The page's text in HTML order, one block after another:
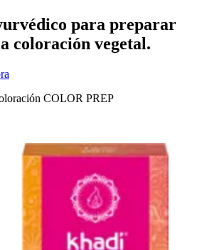
para preparar
coloración vegetal.
COLOR PREP